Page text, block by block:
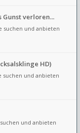
Gunst verloren...
suchen und anbieten
HD)
suchen und anbieten
und anbieten